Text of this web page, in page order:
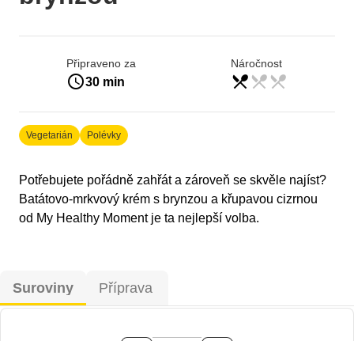
Připraveno za
access_time30 min
Náročnost
lehká
restaurant_menu restaurant_menu restaurant_menu
Vegetarián Polévky
Potřebujete pořádně zahřát a zároveň se skvěle najíst?
Batátovo-mrkvový krém s brynzou a křupavou cizrnou
od My Healthy Moment je ta nejlepší volba. ⁠
Suroviny Příprava